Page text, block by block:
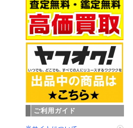
ご利用ガイド